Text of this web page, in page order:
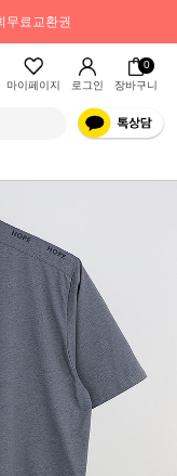
무료교환권
마이페이지 로그인
0
장바구니